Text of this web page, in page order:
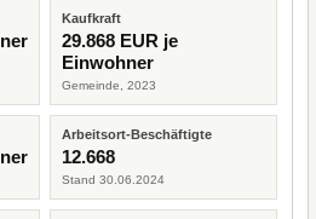
Kaufkraft
29.868 EUR je
Einwohner
Gemeinde, 2023
Arbeitsort-Beschäftigte
12.668
Stand 30.06.2024